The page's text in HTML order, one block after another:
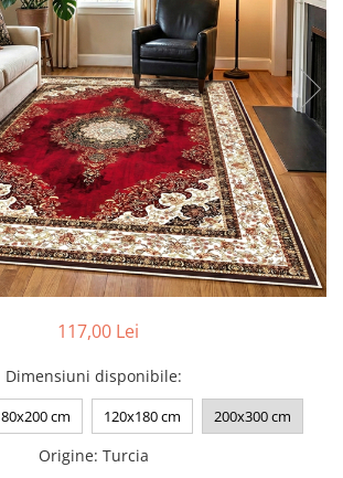
117,00 Lei
Dimensiuni disponibile:
80x200 cm 120x180 cm 200x300 cm
Origine: Turcia